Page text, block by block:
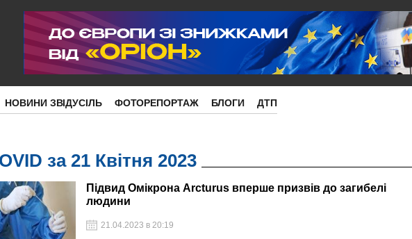
НОВИНИ ЗВІДУСІЛЬ ФОТОРЕПОРТАЖ БЛОГИ ДТП
за 21 Квітня 2023
Підвид Омікрона Arcturus вперше призвів до загибелі
людини
21.04.2023 в 20:19